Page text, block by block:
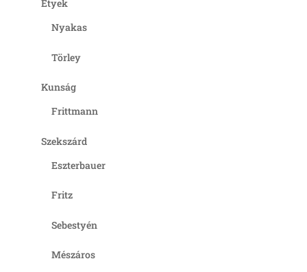
Etyek
Nyakas
Törley
Kunság
Frittmann
Szekszárd
Eszterbauer
Fritz
Sebestyén
Mészáros